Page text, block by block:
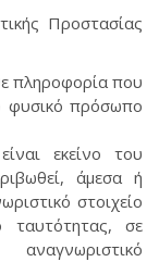
Προστασίας
πληροφορία που
φυσικό πρόσωπο
εκείνο του
άμεσα ή
στοιχείο
σε